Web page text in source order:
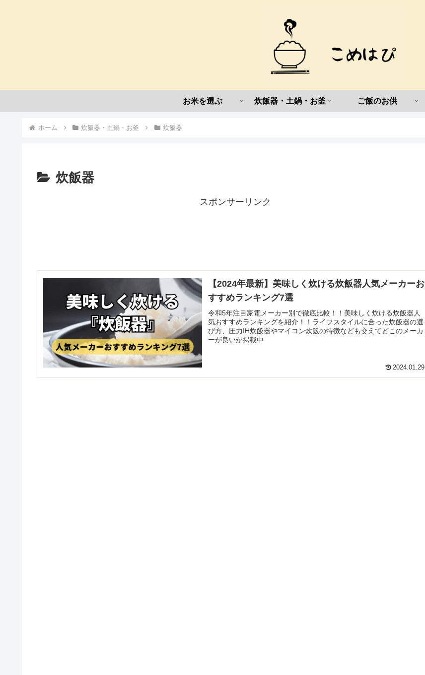
お米を選ぶ 炊飯器・土鍋・お釜 ご飯のお供
ホーム 炊飯器・土鍋・お釜 炊飯器
炊飯器
スポンサーリンク
【2024年最新】美味しく炊ける炊飯器人気メーカーお
すすめランキング7選
令和5年注目家電メーカー別で徹底比較！！美味しく炊ける炊飯器人
気おすすめランキングを紹介！！ライフスタイルに合った炊飯器の選
び方、圧力IH炊飯器やマイコン炊飯の特徴なども交えてどこのメーカ
ーが良いか掲載中
2024.01.29